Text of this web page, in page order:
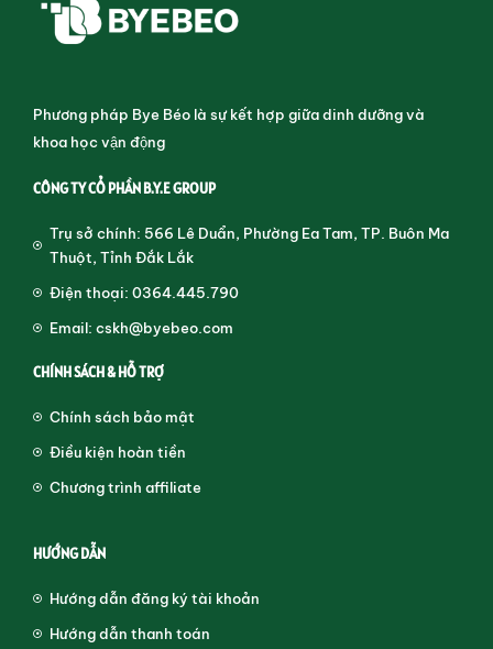
Phương pháp Bye Béo là sự kết hợp giữa dinh dưỡng và
khoa học vận động
CÔNG TY CỔ PHẦN B.Y.E GROUP
Trụ sở chính: 566 Lê Duẩn, Phường Ea Tam, TP. Buôn Ma
Thuột, Tỉnh Đắk Lắk
Điện thoại: 0364.445.790
Email: cskh@byebeo.com
CHÍNH SÁCH & HỖ TRỢ
Chính sách bảo mật
Điều kiện hoàn tiền
Chương trình affiliate
HƯỚNG DẪN
Hướng dẫn đăng ký tài khoản
Hướng dẫn thanh toán